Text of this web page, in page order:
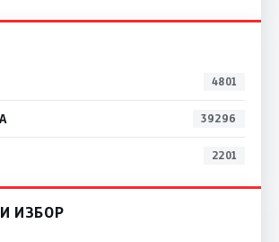
4801
39296
2201
ИЗБОР